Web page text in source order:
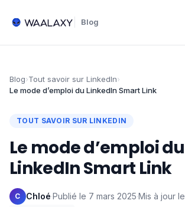
Blog
Blog›Tout savoir sur LinkedIn›
Le mode d’emploi du LinkedIn Smart Link
TOUT SAVOIR SUR LINKEDIN
Le mode d’emploi du
LinkedIn Smart Link
C Chloé·Publié le 7 mars 2025·Mis à jour le